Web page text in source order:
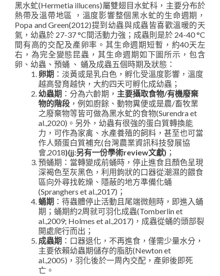
黑水虻(Hermetia illucens)屬雙翅目水虻科，主要分布於
熱帶及溫帶地區 ，溫度影響整個黑水虻的生命週期，
Popa and Green(2012)提到幼蟲與成蟲皆喜歡溫暖的天
氣，幼蟲於 27-37 °C間活動力強；成蟲則是於 24-40 °C
間有高的交配及產卵率。其生命週期短暫，約40天左
右，為完全變態昆蟲，其生命週期如下圖所示，包含
卵、幼蟲、預蛹 、 蛹及成蟲五個時期及狀態：
卵期 ：淡黃或是乳白色，孵化受溫度影響，溫度
越高發育越快，大約四天可孵化成幼蟲；
幼蟲期 ：分為六齡期， 主要攝取食物/有機廢棄
物的階段 ，例如廚餘、動物糞便或是農/畜牧業
之廢棄物等皆可做為黑水虻的食物(Surendra et
al.,2020)。另外，幼蟲有很強的蛋白質轉換能
力，可作為家禽、水產養殖的飼料，甚至也可當
作人類蛋白質補充(台灣農業資訊科技發展協
會,2018)(jj:另有一份學術review文獻) ；
預蛹期：當轉變成前蛹時，停止進食且顏色呈現
深褐色至灰黑色，利用鉤狀的口器從潮濕的餵食
區向外尋找乾燥、隱蔽的地方準備化蛹
(Spranghers et al.,2017)；
蛹期 ：待蟲體停止活動且尾端微翹時，即進入蛹
期；蛹期約2周就可羽化成蟲(Tomberlin et
al.,2009; Holmes et al.,2017)，成蟲從蛹的頭部裂
開處爬行而出；
成蟲期 ：口器退化，不再進食，僅需少量水分，
主要依賴幼蟲期儲存的脂肪(Newton et
al.,2005)，羽化後於一周內交配，產卵後即死
亡。